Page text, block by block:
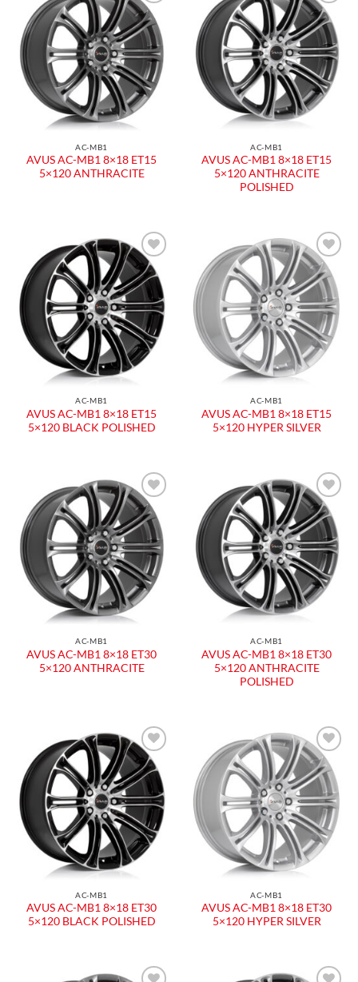
Aggiungi
alla lista
dei
desideri
AC-MB1
AVUS AC-MB1 8×18 ET15
5×120 ANTHRACITE
Aggiungi
alla lista
dei
desideri
AC-MB1
AVUS AC-MB1 8×18 ET15
5×120 ANTHRACITE
POLISHED
Aggiungi
alla lista
dei
desideri
AC-MB1
AVUS AC-MB1 8×18 ET15
5×120 BLACK POLISHED
Aggiungi
alla lista
dei
desideri
AC-MB1
AVUS AC-MB1 8×18 ET15
5×120 HYPER SILVER
Aggiungi
alla lista
dei
desideri
AC-MB1
AVUS AC-MB1 8×18 ET30
5×120 ANTHRACITE
Aggiungi
alla lista
dei
desideri
AC-MB1
AVUS AC-MB1 8×18 ET30
5×120 ANTHRACITE
POLISHED
Aggiungi
alla lista
dei
desideri
AC-MB1
AVUS AC-MB1 8×18 ET30
5×120 BLACK POLISHED
Aggiungi
alla lista
dei
desideri
AC-MB1
AVUS AC-MB1 8×18 ET30
5×120 HYPER SILVER